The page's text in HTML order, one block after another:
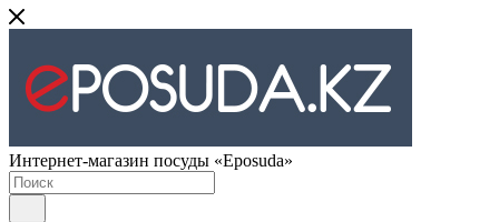
Интернет-магазин посуды «Eposuda»